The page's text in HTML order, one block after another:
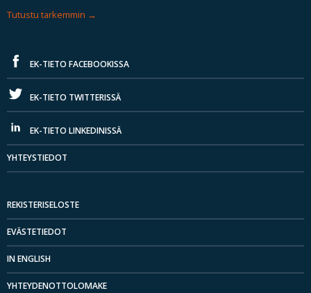
Tutustu tarkemmin
EK-TIETO FACEBOOKISSA
EK-TIETO TWITTERISSÄ
EK-TIETO LINKEDINISSÄ
YHTEYSTIEDOT
REKISTERISELOSTE
EVÄSTETIEDOT
IN ENGLISH
YHTEYDENOTTOLOMAKE